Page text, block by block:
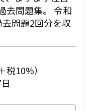
去問題集。 令和
問題2回分を収
10%）